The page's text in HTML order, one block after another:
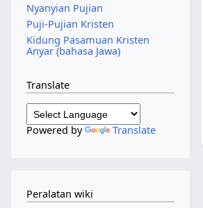
Nyanyian Pujian
Puji-Pujian Kristen
Kidung Pasamuan Kristen
Anyar (bahasa Jawa)
Translate
Powered by Translate
Peralatan wiki